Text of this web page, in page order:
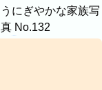
覧いた
出張エ
やかな家族写真